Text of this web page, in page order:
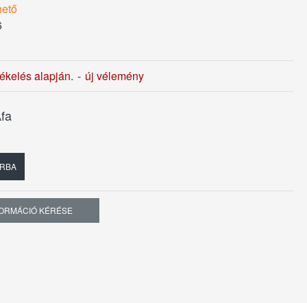
alapján. - új vélemény
KÉRÉSE